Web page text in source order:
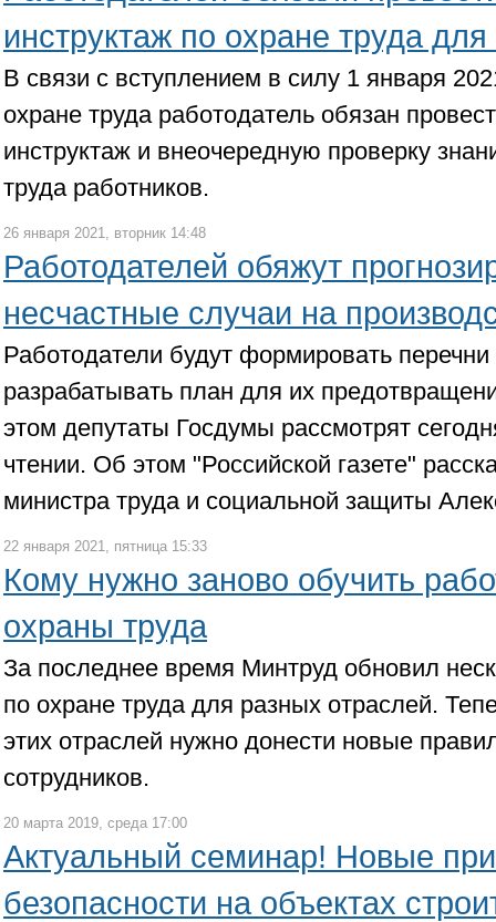
инструктаж по охране труда для
В связи с вступлением в силу 1 января
охране труда работодатель обязан
инструктаж и внеочередную проверку
труда работников.
26 января 2021, вторник 14:48
Работодателей обяжут
несчастные случаи на
Работодатели будут формировать перечни
разрабатывать план для их
этом депутаты Госдумы рассмотрят
чтении. Об этом "Российской газете"
министра труда и социальной защиты
22 января 2021, пятница 15:33
Кому нужно заново обучить
охраны труда
За последнее время Минтруд обновил
по охране труда для разных отраслей.
этих отраслей нужно донести новые
сотрудников.
20 марта 2019, среда 17:00
Актуальный семинар! Новые
безопасности на объектах